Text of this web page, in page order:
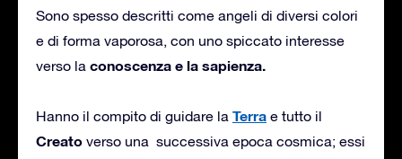
Sono spesso descritti come angeli di diversi colori
e di forma vaporosa, con uno spiccato interesse
verso la conoscenza e la sapienza.
Hanno il compito di guidare la Terra e tutto il
Creato verso una successiva epoca cosmica; essi